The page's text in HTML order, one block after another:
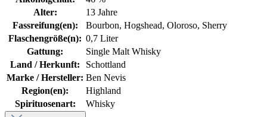
Alter:
13 Jahre
Fassreifung(en):
Bourbon, Hogshead, Oloroso, Sherry
Flaschengröße(n): 0,7 Liter
Gattung:
Single Malt Whisky
Land / Herkunft:
Schottland
Marke / Hersteller: Ben Nevis
Region(en):
Highland
Spirituosenart:
Whisky